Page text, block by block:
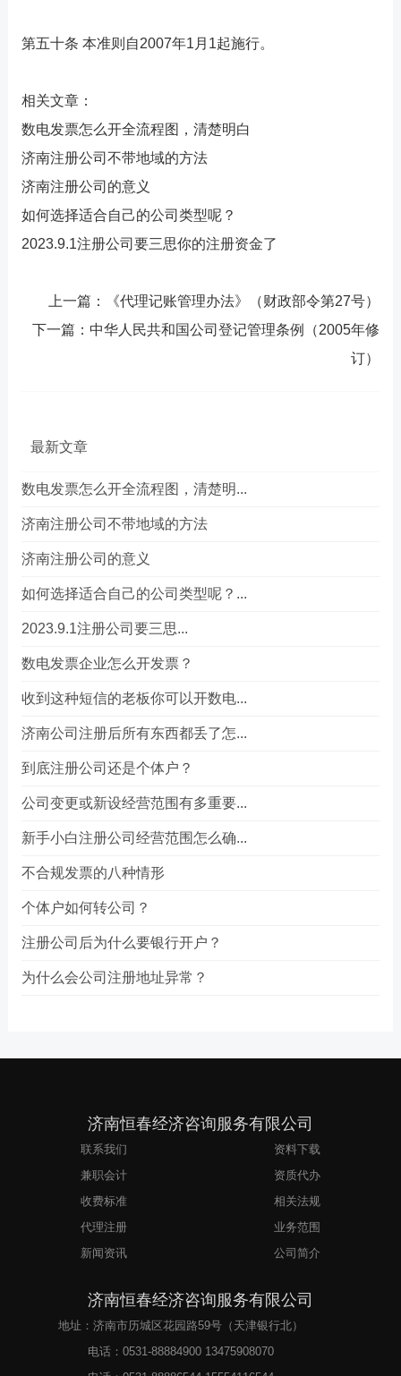
第五十条 本准则自2007年1月1起施行。
相关文章：
数电发票怎么开全流程图，清楚明白
济南注册公司不带地域的方法
济南注册公司的意义
如何选择适合自己的公司类型呢？
2023.9.1注册公司要三思你的注册资金了
上一篇：
《代理记账管理办法》（财政部令第27号）
下一篇： 中华人民共和国公司登记管理条例（2005年修
订）
最新文章
数电发票怎么开全流程图，清楚明...
济南注册公司不带地域的方法
济南注册公司的意义
如何选择适合自己的公司类型呢？...
2023.9.1注册公司要三思...
数电发票企业怎么开发票？
收到这种短信的老板你可以开数电...
济南公司注册后所有东西都丢了怎...
到底注册公司还是个体户？
公司变更或新设经营范围有多重要...
新手小白注册公司经营范围怎么确...
不合规发票的八种情形
个体户如何转公司？
注册公司后为什么要银行开户？
为什么会公司注册地址异常？
济南恒春经济咨询服务有限公司
联系我们
资料下载
兼职会计
资质代办
收费标准
相关法规
代理注册
业务范围
新闻资讯
公司简介
济南恒春经济咨询服务有限公司
地址：济南市历城区花园路59号（天津银行北）
电话：0531-88884900 13475908070